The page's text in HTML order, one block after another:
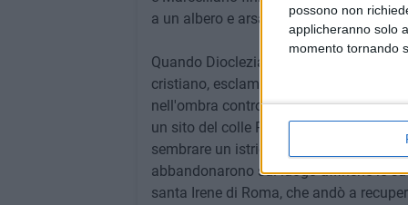
possono non
applicheranno solo
momento tornando
a un albero e arsa viva.
Quando Diocleziano, che aveva in
cristiano, esclamò: "Io ti ho sempre
nell'ombra contro di me."; Sebastiano
un sito del colle Palatino, denudato, e
sembrare un istrice. I soldati, al
abbandonarono sul luogo affinché le
santa Irene di Roma, che andò a